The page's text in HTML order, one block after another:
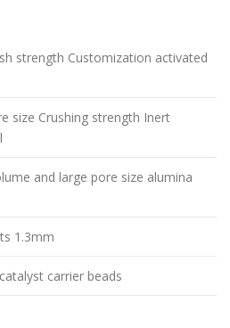
strength Customization activated
size Crushing strength Inert
and large pore size alumina
1.3mm
carrier beads